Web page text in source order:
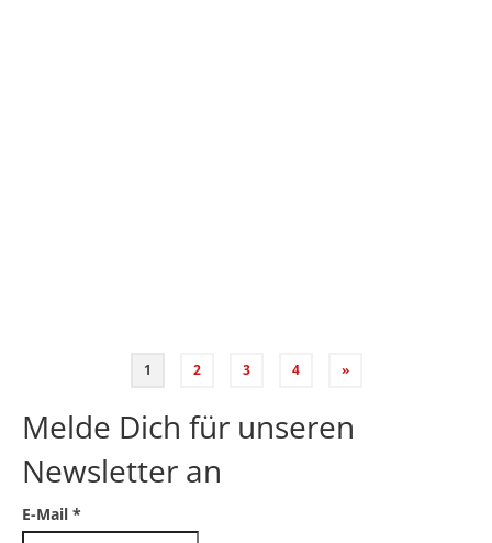
1 2 3 4 »
Melde Dich für unseren
Newsletter an
E-Mail *